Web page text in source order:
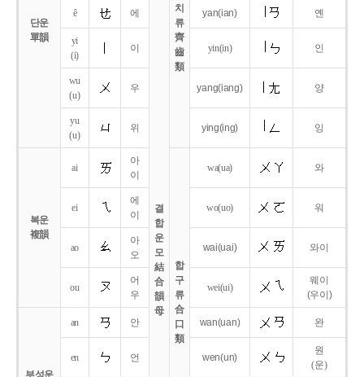
단운
單韻
결
합
운
모
結
合
韻
母
치
류
齊
齒
類
ê 에 yan(ian) 옌
yi
(i)
이 yin(in) 인
wu
(u)
우 yang(iang) 양
yu
(u)
위 ying(ing) 잉
복운
複韻
ai
아
이
합
구
류
合
口
類
wa(ua) 와
ei
에
이
wo(uo) 워
ao
아
오
wai(uai) 와이
ou
어
우
wei(ui)
웨이
(우이)
부성운
an 안 wan(uan) 완
en 언 wen(un)
원
(운)